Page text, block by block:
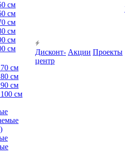
см
см
см
см
см
см
см
см
см
см
Дисконт-
центр
Акции Проекты